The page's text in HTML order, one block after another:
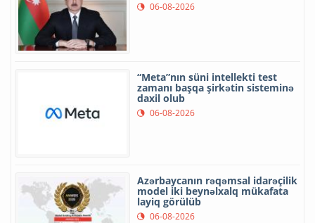
06-08-2026
“Meta”nın süni intellekti test
zamanı başqa şirkətin sisteminə
daxil olub
06-08-2026
Azərbaycanın rəqəmsal idarəçilik
model iki beynəlxalq mükafata
layiq görülüb
06-08-2026